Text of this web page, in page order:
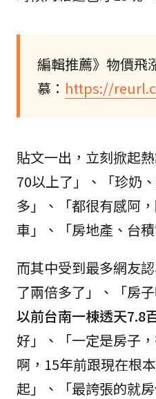
編輯推薦》物價飛
慕： https://
貼文一出，立刻掀起熱
70以上了」、「珍奶
多」、「都很有感阿
車」、「房地產、台
而其中受到最多網友
了兩倍多了」、「房
以前台南一棟透天7.8
好」、「一定是房子
啊，15年前跟現在根
起」、「最誇張的就房